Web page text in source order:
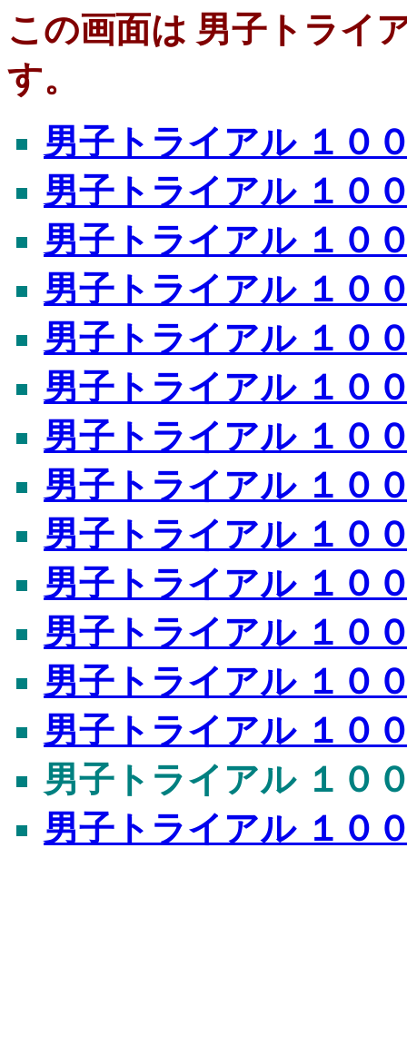
この画面は 男子トライ
す。
男子トライアル １０
男子トライアル １０
男子トライアル １０
男子トライアル １０
男子トライアル １０
男子トライアル １０
男子トライアル １０
男子トライアル １０
男子トライアル １０
男子トライアル １０
男子トライアル １０
男子トライアル １０
男子トライアル １０
男子トライアル １０
男子トライアル １０